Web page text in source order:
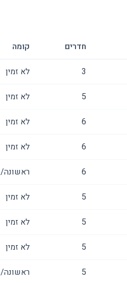
חדרים קומה
3 לא זמין
5 לא זמין
6 לא זמין
6 לא זמין
6 ראשונה/1
5 לא זמין
5 לא זמין
5 לא זמין
5 ראשונה/1